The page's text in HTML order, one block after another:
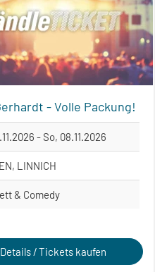
- Volle Packung!
- So, 08.11.2026
LINNICH
& Comedy
Details / Tickets kaufen